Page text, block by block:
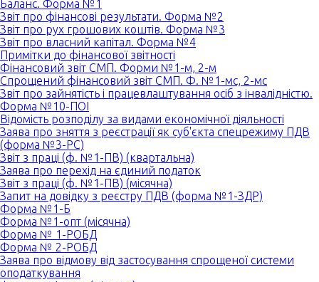
Баланс. Форма №1
Звіт про фінансові результати. Форма №2
Звіт про рух грошових коштів. Форма №3
Звіт про власний капітал. Форма №4
Примітки до фінансової звітності
Фінансовий звіт СМП. Форми №1-м, 2-м
Спрощений фінансовий звіт СМП. Ф. №1-мс, 2-мс
Звіт про зайнятість і працевлаштування осіб з інвалідністю.
Форма №10-ПОІ
Відомість розподілу за видами економічної діяльності
Заява про зняття з реєстрації як суб'єкта спецрежиму ПДВ
(форма №3-РС)
Звіт з праці (ф. №1-ПВ) (квартальна)
Заява про перехід на єдиний податок
Звіт з праці (ф. №1-ПВ) (місячна)
Запит на довідку з реєстру ПДВ (форма №1-ЗДР)
Форма №1-Б
Форма №1-опт (місячна)
Форма № 1-РОБД
Форма № 2-РОБД
Заява про відмову від застосування спрощеної системи
оподаткування